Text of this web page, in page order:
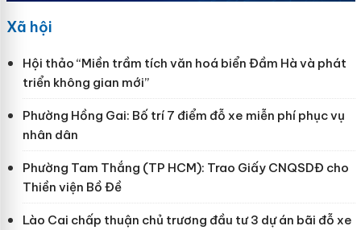
Xã hội
Hội thảo “Miền trầm tích văn hoá biển Đầm Hà và phát
triển không gian mới”
Phường Hồng Gai: Bố trí 7 điểm đỗ xe miễn phí phục vụ
nhân dân
Phường Tam Thắng (TP HCM): Trao Giấy CNQSDĐ cho
Thiền viện Bồ Đề
Lào Cai chấp thuận chủ trương đầu tư 3 dự án bãi đỗ xe